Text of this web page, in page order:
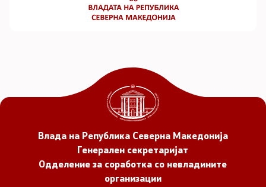
Влада на Република Северна Македонија
Генерален секретаријат
Одделение за соработка со невладините
организации